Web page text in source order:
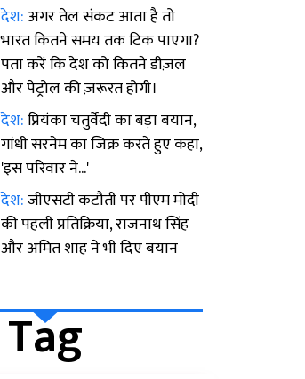
देश: अगर तेल संकट आता है तो
भारत कितने समय तक टिक पाएगा?
पता करें कि देश को कितने डीज़ल
और पेट्रोल की ज़रूरत होगी।
देश:प्रियंका चतुर्वेदी का बड़ा बयान,
गांधी सरनेम का जिक्र करते हुए कहा,
'इस परिवार ने...'
देश:जीएसटी कटौती पर पीएम मोदी
की पहली प्रतिक्रिया, राजनाथ सिंह
और अमित शाह ने भी दिए बयान
Tag